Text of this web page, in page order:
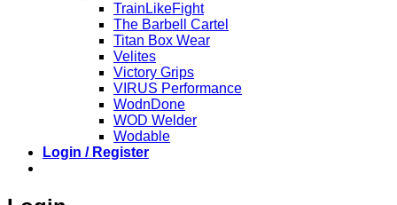
TrainLikeFight
The Barbell Cartel
Titan Box Wear
Velites
Victory Grips
VIRUS Performance
WodnDone
WOD Welder
Wodable
Login / Register